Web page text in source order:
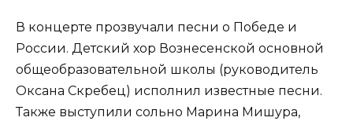
В концерте прозвучали песни о Победе и
России. Детский хор Вознесенской основной
общеобразовательной школы (руководитель
Оксана Скребец) исполнил известные песни.
Также выступили сольно Марина Мишура,